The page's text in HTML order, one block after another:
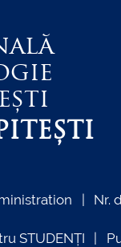
Nr.
STUDENȚI